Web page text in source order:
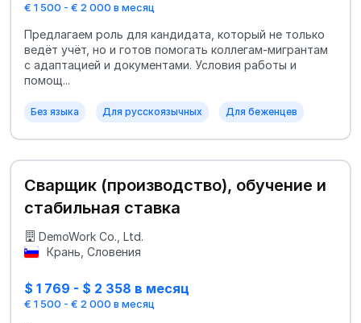
€ 1 500 - € 2 000 в месяц
Предлагаем роль для кандидата, который не только
ведёт учёт, но и готов помогать коллегам-мигрантам
с адаптацией и документами. Условия работы и
помощ...
Без языка Для русскоязычных Для беженцев
Сварщик (производство), обучение и
стабильная ставка
DemoWork Co., Ltd.
Крань, Словения
$ 1 769 - $ 2 358 в месяц
€ 1 500 - € 2 000 в месяц